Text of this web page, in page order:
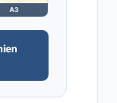
A3